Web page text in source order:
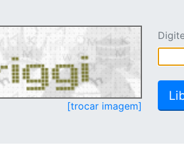
[trocar imagem]